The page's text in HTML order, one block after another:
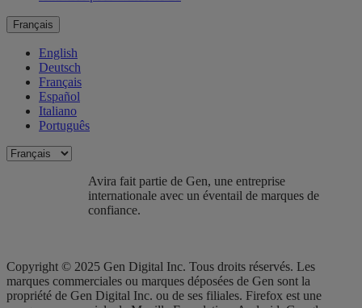
Français
English
Deutsch
Français
Español
Italiano
Português
Avira fait partie de Gen, une entreprise
internationale avec un éventail de marques de
confiance.​
Copyright © 2025 Gen Digital Inc. Tous droits réservés. Les
marques commerciales ou marques déposées de Gen sont la
propriété de Gen Digital Inc. ou de ses filiales. Firefox est une